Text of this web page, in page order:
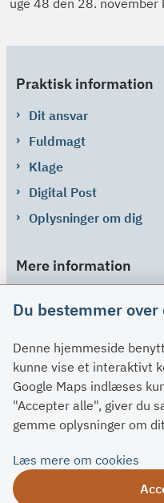
Praktisk information
Dit ansvar
Fuldmagt
Klage
Digital Post
Oplysninger om dig
Mere information
Spørgsmål og svar
Kontakt
Paragraffer
Du bestemmer
Denne hjemmeside
kunne vise et interaktivt
Google Maps indlæses
"Accepter alle", giver du
gemme oplysninger om
Læs mere om cookies